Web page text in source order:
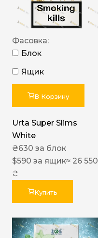
Фасовка:
Блок
Ящик
В Корзину
Urta Super Slims
White
₴630 за блок
$590 за ящик≈ 26 550
₴
Купить